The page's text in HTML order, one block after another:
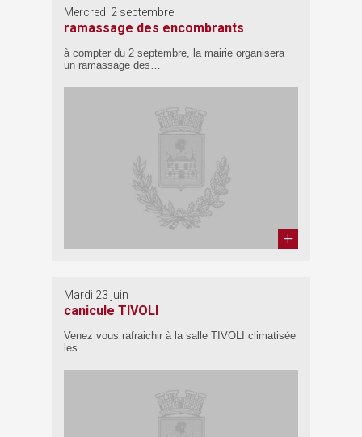
Mercredi 2 septembre
ramassage des encombrants
à compter du 2 septembre, la mairie organisera
un ramassage des…
Mardi 23 juin
canicule TIVOLI
Venez vous rafraichir à la salle TIVOLI climatisée
les…